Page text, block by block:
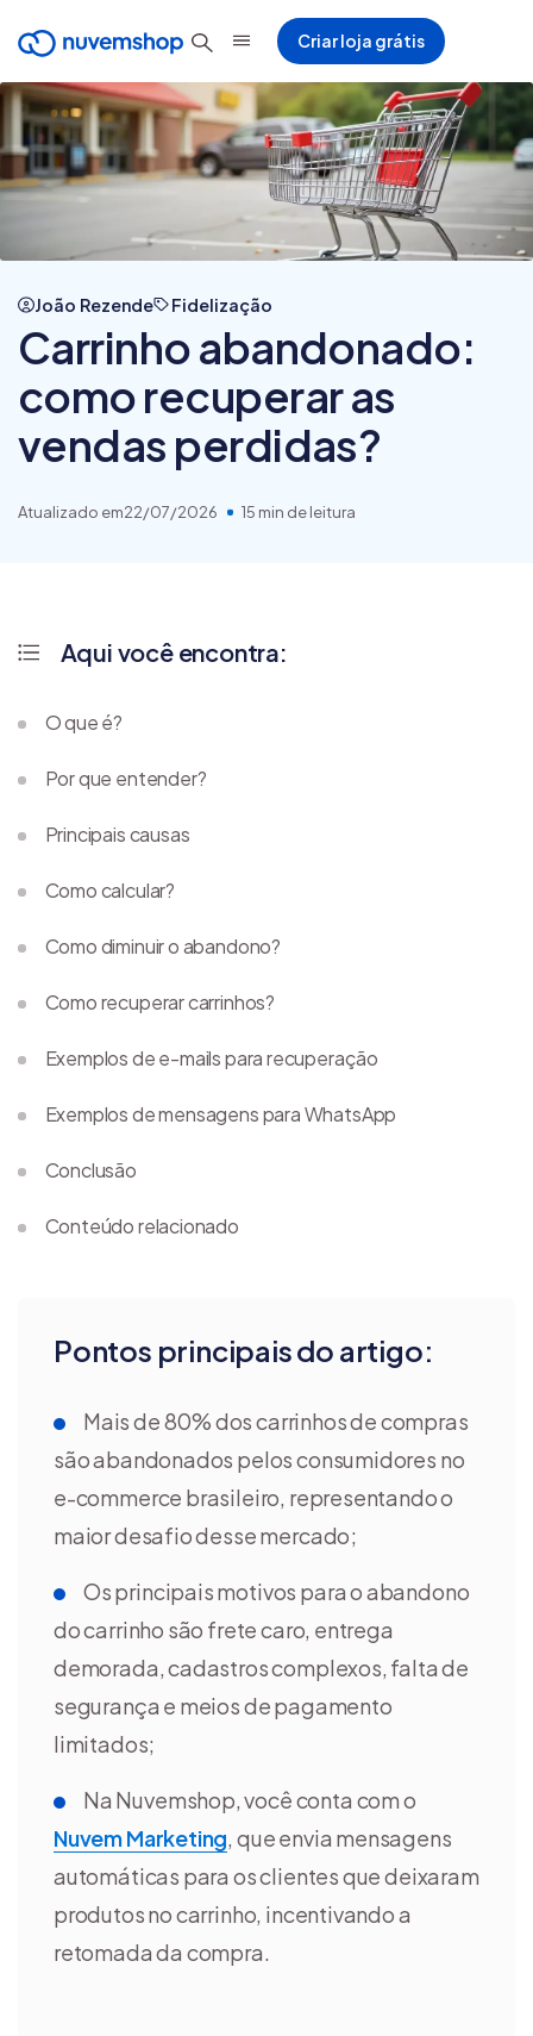
Criar loja grátis
João Rezende Fidelização
Carrinho abandonado:
como recuperar as
vendas perdidas?
Atualizado em22/07/2026 15 min de leitura
Pontos principais do artigo:
Mais de 80% dos carrinhos de compras
são abandonados pelos consumidores no
e-commerce brasileiro, representando o
maior desafio desse mercado;
Os principais motivos para o abandono
do carrinho são frete caro, entrega
demorada, cadastros complexos, falta de
segurança e meios de pagamento
limitados;
Na Nuvemshop, você conta com o
Nuvem Marketing, que envia mensagens
automáticas para os clientes que deixaram
produtos no carrinho, incentivando a
retomada da compra.
Aqui você encontra:
O que é?
Por que entender?
Principais causas
Como calcular?
Como diminuir o abandono?
Como recuperar carrinhos?
Exemplos de e-mails para recuperação
Exemplos de mensagens para WhatsApp
Conclusão
Conteúdo relacionado